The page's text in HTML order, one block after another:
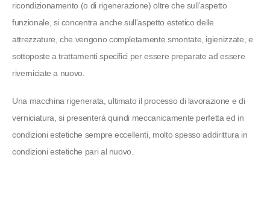
ricondizionamento (o di rigenerazione) oltre che sull’aspetto
funzionale, si concentra anche sull’aspetto estetico delle
attrezzature, che vengono completamente smontate, igienizzate, e
sottoposte a trattamenti specifici per essere preparate ad essere
riverniciate a nuovo.
Una macchina rigenerata, ultimato il processo di lavorazione e di
verniciatura, si presenterà quindi meccanicamente perfetta ed in
condizioni estetiche sempre eccellenti, molto spesso addirittura in
condizioni estetiche pari al nuovo.